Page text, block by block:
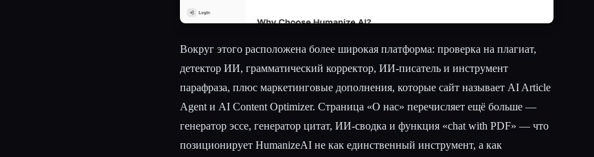
Вокруг этого расположена более широкая платформа: проверка на плагиат,
детектор ИИ, грамматический корректор, ИИ-писатель и инструмент
парафраза, плюс маркетинговые дополнения, которые сайт называет AI Article
Agent и AI Content Optimizer. Страница «О нас» перечисляет ещё больше —
генератор эссе, генератор цитат, ИИ-сводка и функция «chat with PDF» — что
позиционирует HumanizeAI не как единственный инструмент, а как